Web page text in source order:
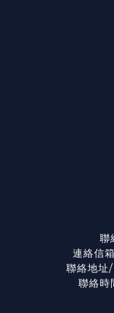
聯
連絡信
聯絡地址
聯絡